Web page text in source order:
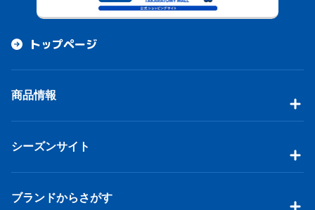
トップページ
商品情報
シーズンサイト
ブランドからさがす